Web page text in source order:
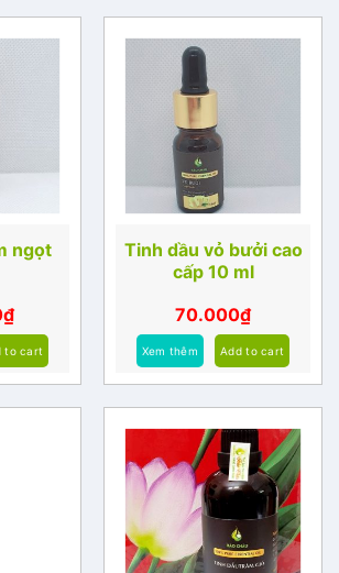
ngọt
₫
to cart
Tinh dầu vỏ bưởi cao
cấp 10 ml
70.000₫
Xem thêm Add to cart